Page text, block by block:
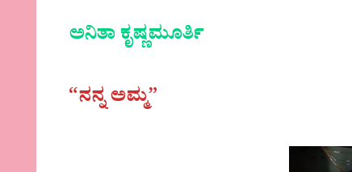
ಅನಿತಾ ಕೃಷ್ಣಮೂರ್ತಿ
“ನನ್ನ ಅಮ್ಮ”